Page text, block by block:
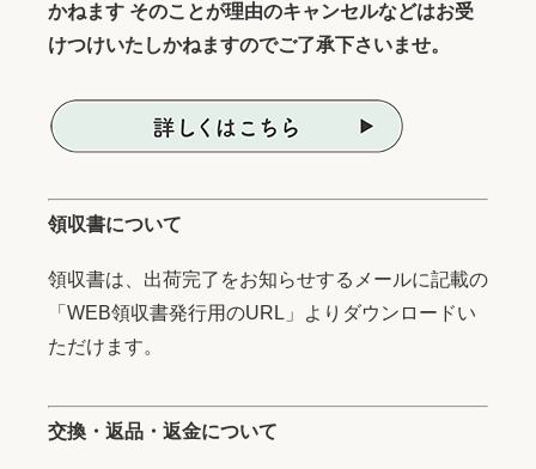
かねます そのことが理由のキャンセルなどはお受
けつけいたしかねますのでご了承下さいませ。
領収書について
領収書は、出荷完了をお知らせするメールに記載の
「WEB領収書発行用のURL」よりダウンロードい
ただけます。
交換・返品・返金について